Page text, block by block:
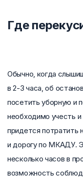
Где
Обычно, когда
в2-3 часа, об
посетить уборную и
необходимо учесть
придется потратить
и дорогу по МКАДУ.
несколько часов в
возможность